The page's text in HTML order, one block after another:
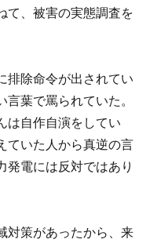
て、被害の実態調査を
排除命令が出されてい
葉で罵られていた。
は自作自演をしてい
ていた人から真逆の言
発電には反対ではあり
対策があったから、来